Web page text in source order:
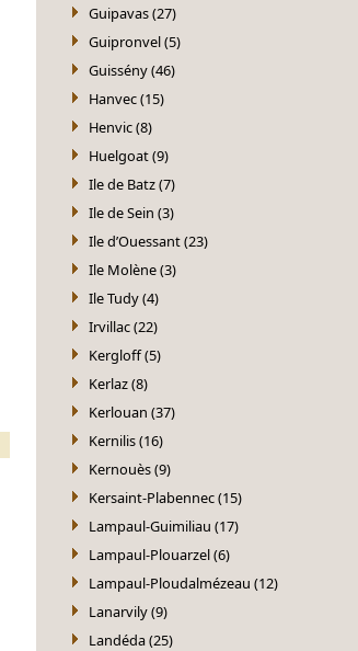
Guipavas (27)
Guipronvel (5)
Guissény (46)
Hanvec (15)
Henvic (8)
Huelgoat (9)
Ile de Batz (7)
Ile de Sein (3)
Ile d’Ouessant (23)
Ile Molène (3)
Ile Tudy (4)
Irvillac (22)
Kergloff (5)
Kerlaz (8)
Kerlouan (37)
Kernilis (16)
Kernouès (9)
Kersaint-Plabennec (15)
Lampaul-Guimiliau (17)
Lampaul-Plouarzel (6)
Lampaul-Ploudalmézeau (12)
Lanarvily (9)
Landéda (25)